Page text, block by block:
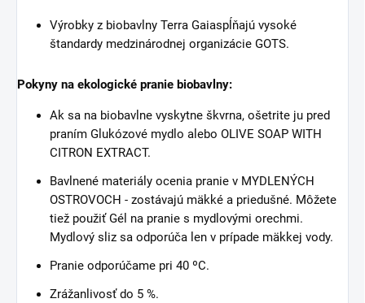
Výrobky z biobavlny Terra Gaiaspĺňajú vysoké
štandardy medzinárodnej organizácie GOTS.
Pokyny na ekologické pranie biobavlny:
Ak sa na biobavlne vyskytne škvrna, ošetrite ju pred
praním Glukózové mydlo alebo OLIVE SOAP WITH
CITRON EXTRACT.
Bavlnené materiály ocenia pranie v MYDLENÝCH
OSTROVOCH - zostávajú mäkké a priedušné. Môžete
tiež použiťGél na pranie s mydlovými orechmi.
Mydlový sliz sa odporúča len v prípade mäkkej vody.
Pranie odporúčame pri 40 ºC.
Zrážanlivosť do 5 %.